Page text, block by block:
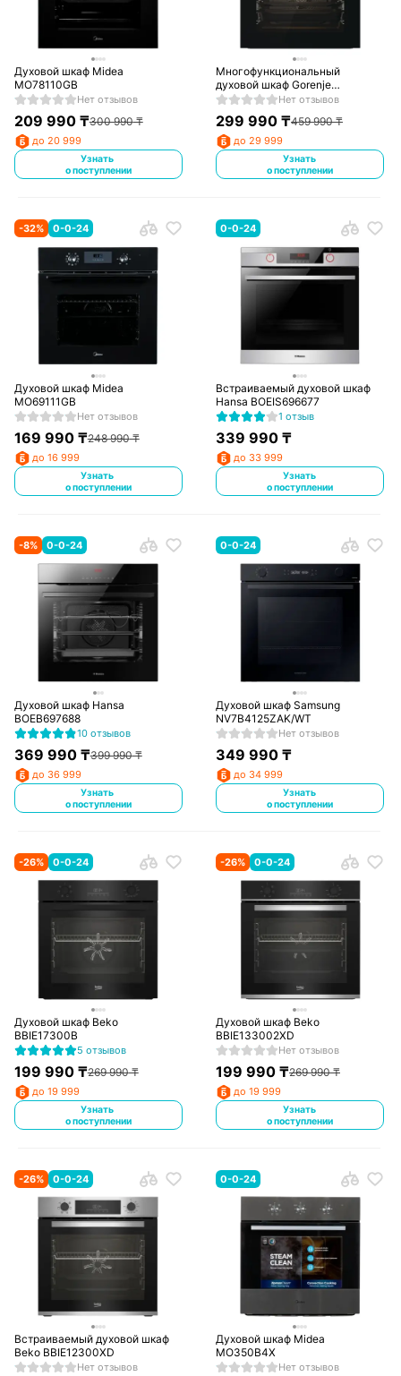
Духовой шкаф Midea
MO78110GB
Нет отзывов
209 990₸300 990₸
до 20 999
Узнать
о поступлении
Многофункциональный
духовой шкаф Gorenje
BSA6737E15BGНет отзывов
299 990 ₸459 990₸
до 29 999
Узнать
о поступлении
-32% 0-0-24
Духовой шкаф Midea
MO69111GB
Нет отзывов
169 990₸248 990₸
до 16 999
Узнать
о поступлении
0-0-24
Встраиваемый духовой шкаф
Hansa BOEIS696677
1 отзыв
339 990 ₸
до 33 999
Узнать
о поступлении
-8% 0-0-24
Духовой шкаф Hansa
BOEB697688
10 отзывов
369 990₸399 990₸
до 36 999
Узнать
о поступлении
0-0-24
Духовой шкаф Samsung
NV7B4125ZAK/WT
Нет отзывов
349 990 ₸
до 34 999
Узнать
о поступлении
-26% 0-0-24
Духовой шкаф Beko
BBIE17300B
5 отзывов
199 990₸269 990₸
до 19 999
Узнать
о поступлении
-26% 0-0-24
Духовой шкаф Beko
BBIE133002XD
Нет отзывов
199 990 ₸269 990₸
до 19 999
Узнать
о поступлении
-26% 0-0-24
Встраиваемый духовой шкаф
Beko BBIE12300XD
Нет отзывов
0-0-24
Духовой шкаф Midea
MO350B4X
Нет отзывов